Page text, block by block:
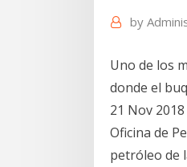
by
Uno de los
donde el
21 Nov
Oficina de
petróleo de